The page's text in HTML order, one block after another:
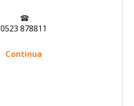
0523 878811
Continua